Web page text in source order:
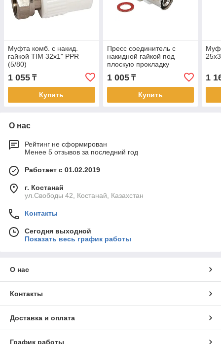
Муфта комб. с накид.
гайкой TIM 32х1" PPR
(5/80)
1 055 ₸
Купить
Пресс соединитель с
накидной гайкой под
плоскую прокладку
20х1/2" TIM (35/280)
1 005₸
Купить
1
О нас
Рейтинг не сформирован
Менее 5 отзывов за последний год
Работает с 01.02.2019
г. Костанай
ул.Свободы 42, Костанай, Казахстан
Контакты
Сегодня выходной
Показать весь график работы
О нас
Контакты
Доставка и оплата
График работы